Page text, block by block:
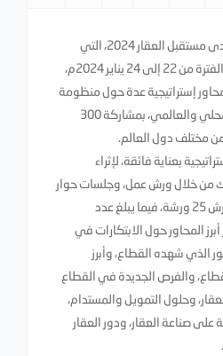
تشهد جلسات وأعمال منتدى مستقبل العقار 2024، التي
ستنعقد في الرياض، خلال الفترة من 22 إلى 24 يناير 2024م،
إستراتيجية عدة حول منظومة
العقار، على المستويين المحلي والعالمي، بمشاركة 300
بعناية فائقة، لإثراء
من خلال ورش عمل، وجلسات حوار
ونقاش، حيث يبلغ عدد الورش 25 ورشة، فيما يبلغ عدد
أبرز المحاور حول الابتكارات في
الذي شهده القطاع، وأبرز
والفرص الجديدة في القطاع
وحلول التمويل والمستدام،
على صناعة العقار، ودور العقار